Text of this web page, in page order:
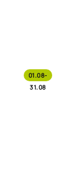
01.08-
31.08